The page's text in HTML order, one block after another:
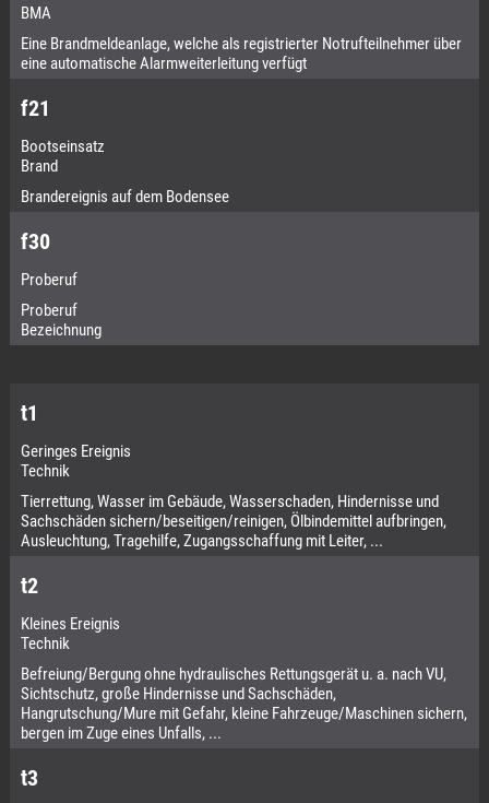
BMA
Eine Brandmeldeanlage, welche als registrierter Notrufteilnehmer über
eine automatische Alarmweiterleitung verfügt
f21
Bootseinsatz
Brand
Brandereignis auf dem Bodensee
f30
Proberuf
Proberuf
Bezeichnung
t1
Geringes Ereignis
Technik
Tierrettung, Wasser im Gebäude, Wasserschaden, Hindernisse und
Sachschäden sichern/beseitigen/reinigen, Ölbindemittel aufbringen,
Ausleuchtung, Tragehilfe, Zugangsschaffung mit Leiter, ...
t2
Kleines Ereignis
Technik
Befreiung/Bergung ohne hydraulisches Rettungsgerät u. a. nach VU,
Sichtschutz, große Hindernisse und Sachschäden,
Hangrutschung/Mure mit Gefahr, kleine Fahrzeuge/Maschinen sichern,
bergen im Zuge eines Unfalls, ...
t3